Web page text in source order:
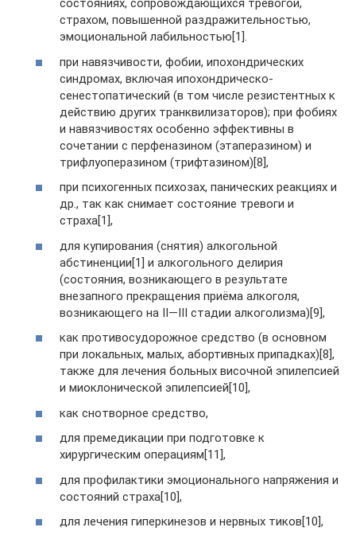
состояниях, сопровождающихся тревогой,
страхом, повышенной раздражительностью,
эмоциональной лабильностью[1].
при навязчивости, фобии, ипохондрических
синдромах, включая ипохондрическо-
сенестопатический (в том числе резистентных к
действию других транквилизаторов); при фобиях
и навязчивостях особенно эффективны в
сочетании с перфеназином (этаперазином) и
трифлуоперазином (трифтазином)[8],
при психогенных психозах, панических реакциях и
др., так как снимает состояние тревоги и
страха[1],
для купирования (снятия) алкогольной
абстиненции[1] и алкогольного делирия
(состояния, возникающего в результате
внезапного прекращения приёма алкоголя,
возникающего на II—III стадии алкоголизма)[9],
как противосудорожное средство (в основном
при локальных, малых, абортивных припадках)[8],
также для лечения больных височной эпилепсией
и миоклонической эпилепсией[10],
как снотворное средство,
для премедикации при подготовке к
хирургическим операциям[11],
для профилактики эмоционального напряжения и
состояний страха[10],
для лечения гиперкинезов и нервных тиков[10],